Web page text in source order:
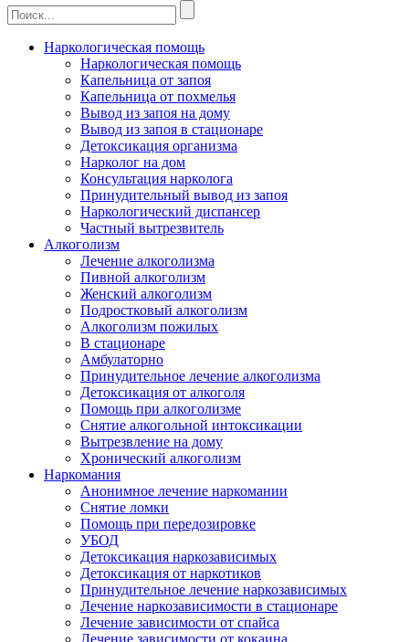
Наркологическая помощь
Наркологическая помощь
Капельница от запоя
Капельница от похмелья
Вывод из запоя на дому
Вывод из запоя в стационаре
Детоксикация организма
Нарколог на дом
Консультация нарколога
Принудительный вывод из запоя
Наркологический диспансер
Частный вытрезвитель
Алкоголизм
Лечение алкоголизма
Пивной алкоголизм
Женский алкоголизм
Подростковый алкоголизм
Алкоголизм пожилых
В стационаре
Амбулаторно
Принудительное лечение алкоголизма
Детоксикация от алкоголя
Помощь при алкоголизме
Снятие алкогольной интоксикации
Вытрезвление на дому
Хронический алкоголизм
Наркомания
Анонимное лечение наркомании
Снятие ломки
Помощь при передозировке
УБОД
Детоксикация наркозависимых
Детоксикация от наркотиков
Принудительное лечение наркозависимых
Лечение наркозависимости в стационаре
Лечение зависимости от спайса
Лечение зависимости от кокаина